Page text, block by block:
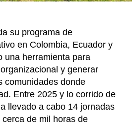
su programa de
en Colombia, Ecuador y
una herramienta para
y generar
comunidades donde
Entre 2025 y lo corrido de
llevado a cabo 14 jornadas
de mil horas de